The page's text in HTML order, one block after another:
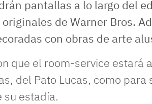
pantallas a lo largo del
de Warner Bros.
con obras de arte
que el room-service estará
del Pato Lucas, como
su estadía.